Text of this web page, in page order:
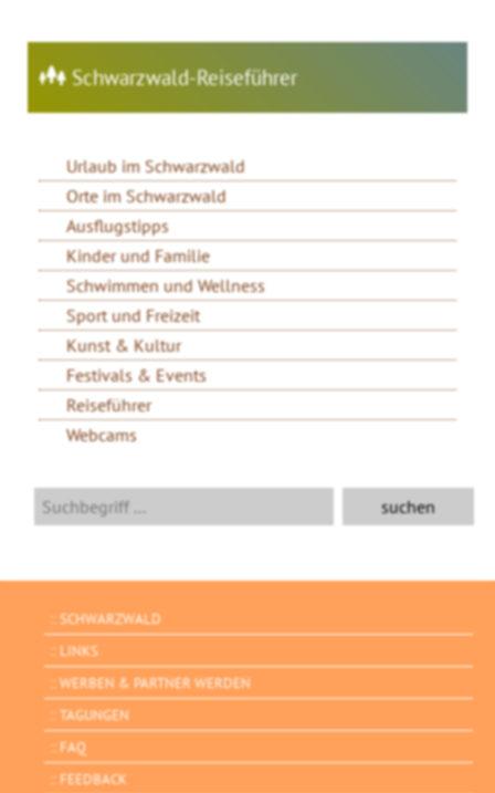
Schwarzwald-Reiseführer
Urlaub im Schwarzwald
Orte im Schwarzwald
Ausflugstipps
Kinder und Familie
Schwimmen und Wellness
Sport und Freizeit
Kunst & Kultur
Festivals & Events
Reiseführer
Webcams
SCHWARZWALD
LINKS
WERBEN & PARTNER WERDEN
TAGUNGEN
FAQ
FEEDBACK